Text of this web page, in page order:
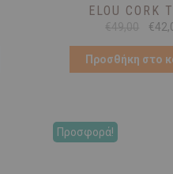
ELOU CORK
€49,00 €
Προσθήκη στο
Προσφορά!